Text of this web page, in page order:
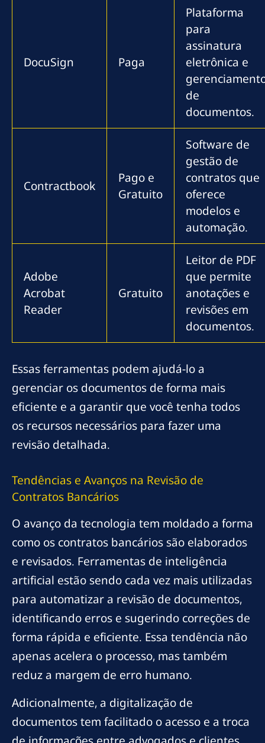
DocuSign Paga
Plataforma
para
assinatura
eletrônica e
de
documentos.
Contractbook
Pago e
Gratuito
Software de
gestão de
contratos que
oferece
modelos e
automação.
Adobe
Acrobat
Reader
Gratuito
Leitor de PDF
que permite
anotações e
revisões em
documentos.
Essas ferramentas podem ajudá-lo a
gerenciar os documentos de forma mais
eficiente e a garantir que você tenha todos
os recursos necessários para fazer uma
revisão detalhada.
Tendências e Avanços na Revisão de
Contratos Bancários
O avanço da tecnologia tem moldado a forma
como os contratos bancários são elaborados
e revisados. Ferramentas de inteligência
artificial estão sendo cada vez mais utilizadas
para automatizar a revisão de documentos,
identificando erros e sugerindo correções de
forma rápida e eficiente. Essa tendência não
apenas acelera o processo, mas também
reduz a margem de erro humano.
Adicionalmente, a digitalização de
documentos tem facilitado o acesso e a troca